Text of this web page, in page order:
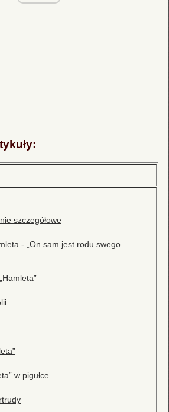
szczegółowe
- „On sam jest rodu swego
w pigułce